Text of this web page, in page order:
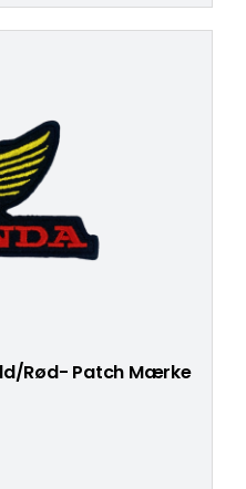
Rød- Patch Mærke